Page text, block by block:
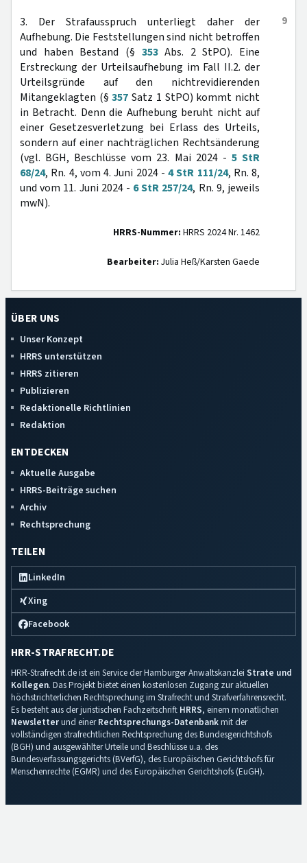
9
3. Der Strafausspruch unterliegt daher der
Aufhebung. Die Feststellungen sind nicht betroffen
und haben Bestand (§ 353Abs. 2 StPO). Eine
Erstreckung der Urteilsaufhebung im Fall II.2. der
Urteilsgründe auf den nichtrevidierenden
Mitangeklagten (§357 Satz 1 StPO) kommt nicht
in Betracht. Denn die Aufhebung beruht nicht auf
einer Gesetzesverletzung bei Erlass des Urteils,
sondern auf einer nachträglichen Rechtsänderung
(vgl. BGH, Beschlüsse vom 23. Mai 2024 - 5 StR
68/24, Rn. 4, vom 4. Juni 2024 - 4 StR 111/24, Rn. 8,
und vom 11. Juni 2024 - 6 StR 257/24, Rn. 9, jeweils
mwN).
HRRS-Nummer: HRRS 2024 Nr. 1462
Bearbeiter: Julia Heß/Karsten Gaede
ÜBER UNS
Unser Konzept
HRRS unterstützen
HRRS zitieren
Publizieren
Redaktionelle Richtlinien
Redaktion
ENTDECKEN
Aktuelle Ausgabe
HRRS-Beiträge suchen
Archiv
Rechtsprechung
TEILEN
LinkedIn
Xing
Facebook
HRR-STRAFRECHT.DE
HRR-Strafrecht.de ist ein Service der Hamburger Anwaltskanzlei Strate und
Kollegen. Das Projekt bietet einen kostenlosen Zugang zur aktuellen
höchstrichterlichen Rechtsprechung im Strafrecht und Strafverfahrensrecht.
Es besteht aus der juristischen Fachzeitschrift HRRS, einem monatlichen
Newsletterund einerRechtsprechungs-Datenbankmit der
vollständigen strafrechtlichen Rechtsprechung des Bundesgerichtshofs
(BGH) und ausgewählter Urteile und Beschlüsse u.a. des
Bundesverfassungsgerichts (BVerfG), des Europäischen Gerichtshofs für
Menschenrechte (EGMR) und des Europäischen Gerichtshofs (EuGH).